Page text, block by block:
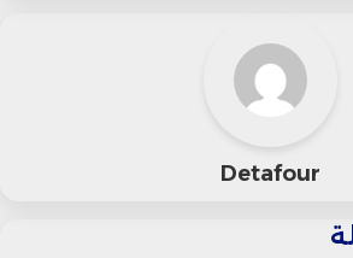
في ظل أبحاث ودعاوى
حول تأثيرات “شات جي
التحديثات قبل نهاية
إجراءات شاملة لحماية
Detafour